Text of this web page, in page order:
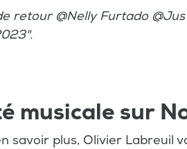
retour @Nelly Furtado
musicale sur
savoir plus, Olivier Labreuil